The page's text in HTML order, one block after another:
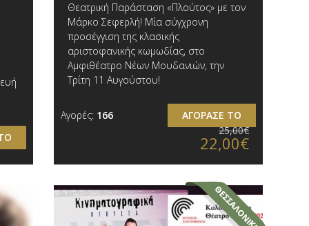
Θεατρική Παράσταση «Πλούτος» με τον
Μάρκο Σεφερλή! Μία σύγχρονη
προσέγγιση της κλασικής
αριστοφανικής κωμωδίας, στο
Αμφιθέατρο Νέων Μουδανιών, την
Τρίτη 11 Αυγούστου!
Αγορές: 166
ΑΓΟΡΑΣΕ ΤΟ
25,00€
22,00€